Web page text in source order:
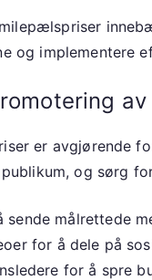
og implementere
er avgjørende
og sørg
målrettede
for å dele på
for å spre